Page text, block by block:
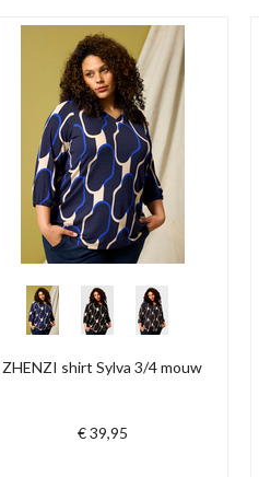
ZHENZI shirt Sylva 3/4 mouw
€ 39,95